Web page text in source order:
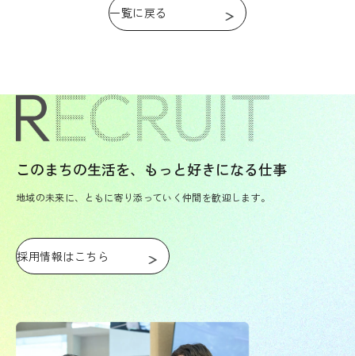
一覧に戻る
このまちの生活を、もっと好きになる仕事
地域の未来に、ともに寄り添っていく仲間を歓迎します。
採用情報はこちら